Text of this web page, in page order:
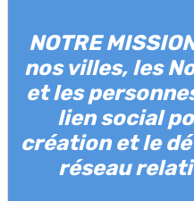
NOTRE
nos villes, les
et les
lien social
création et le
réseau